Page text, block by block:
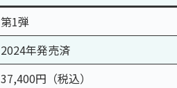
第1弾
2024年発売済
37,400円（税込）